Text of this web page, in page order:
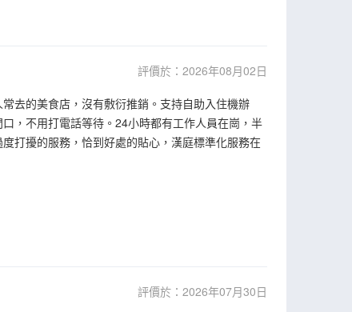
評價於：2026年08月02日
去的美食店，沒有敷衍推銷。支持自助入住機辦
，不用打電話等待。24小時都有工作人員在崗，半
打擾的服務，恰到好處的貼心，漢庭標準化服務在
評價於：2026年07月30日